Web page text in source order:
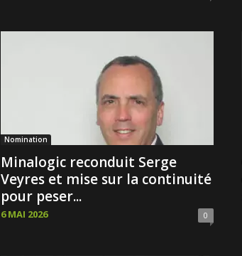
Nomination
Minalogic reconduit Serge
Veyres et mise sur la continuité
pour peser...
6 MAI 2026 0